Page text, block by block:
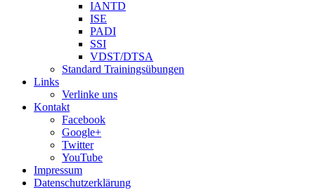
IANTD
ISE
PADI
SSI
VDST/DTSA
Standard Trainingsübungen
Links
Verlinke uns
Kontakt
Facebook
Google+
Twitter
YouTube
Impressum
Datenschutzerklärung